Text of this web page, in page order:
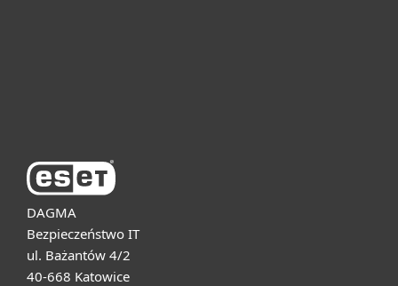
DAGMA
Bezpieczeństwo IT
ul. Bażantów 4/2
40-668 Katowice